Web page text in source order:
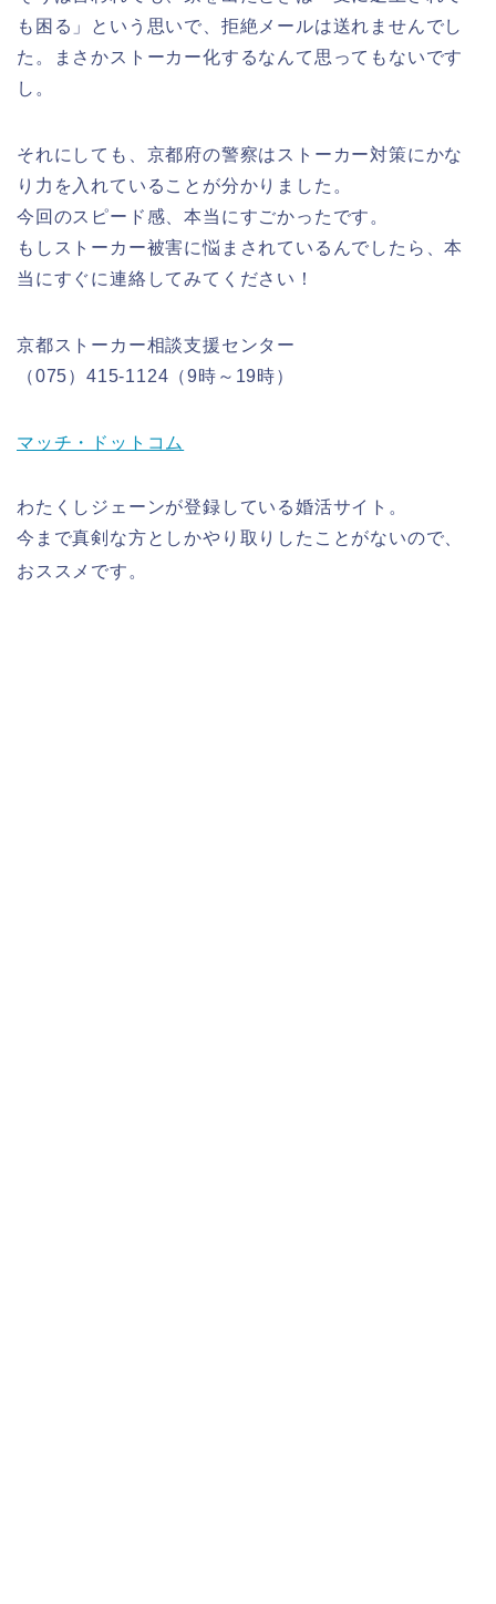
も困る」という思いで、拒絶メールは送れませんでし
た。まさかストーカー化するなんて思ってもないです
し。
それにしても、京都府の警察はストーカー対策にかな
り力を入れていることが分かりました。
今回のスピード感、本当にすごかったです。
もしストーカー被害に悩まされているんでしたら、本
当にすぐに連絡してみてください！
京都ストーカー相談支援センター
（075）415-1124（9時～19時）
マッチ・ドットコム
わたくしジェーンが登録している婚活サイト。
今まで真剣な方としかやり取りしたことがないので、
おススメです。